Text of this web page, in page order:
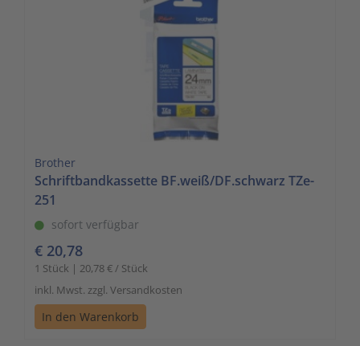
Brother
Schriftbandkassette BF.weiß/DF.schwarz TZe-
251
sofort verfügbar
€ 20,78
1 Stück | 20,78 € / Stück
inkl. Mwst. zzgl. Versandkosten
In den Warenkorb